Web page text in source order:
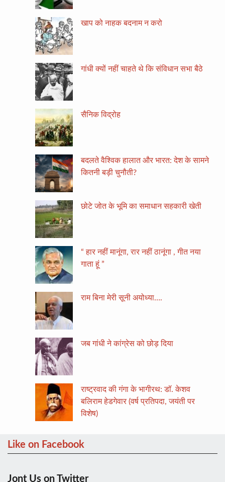
खाप को नाहक बदनाम न करो
गांधी क्यों नहीं चाहते थे कि संविधान सभा बैठे
सैनिक विद्रोह
बदलते वैश्विक हालात और भारत: देश के सामने
कितनी बड़ी चुनौती?
छोटे जोत के भूमि का समाधान सहकारी खेती
“ हार नहीं मानूंगा, रार नहीं ठानूंगा , गीत नया
गाता हूं ”
राम बिना मेरी सूनी अयोध्या….
जब गांधी ने कांग्रेस को छोड़ दिया
राष्ट्रवाद की गंगा के भागीरथ: डॉ. केशव
बलिराम हेडगेवार (वर्ष प्रतिपदा, जयंती पर
विशेष)
Like on Facebook
Jont Us on Twitter